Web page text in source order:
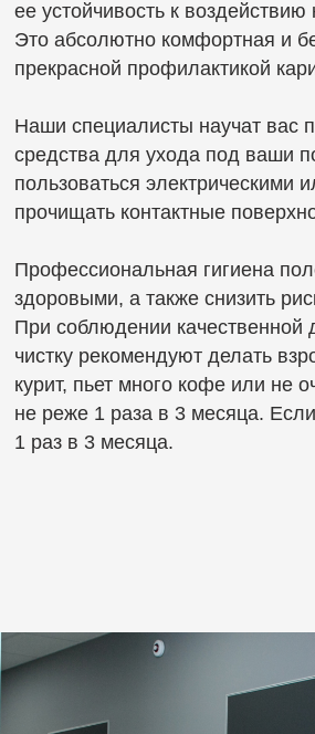
Или позвоните по телефону:
+7 910 310 8000
Записаться
на консультацию
Оставьте заявку на консультацию.
деталей и запишем на прием.
+7
Соглашаюсь с политикой обработки персональных
пн-пт: 9:00-21:00
+7 910 310 8000